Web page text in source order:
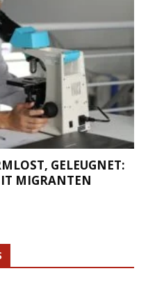
GELEUGNET:
MIGRANTEN